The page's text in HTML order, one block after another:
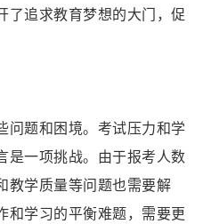
了追求教育梦想的大门，促
问题和困境。考试压力和学
是一项挑战。由于报考人数
教学质量等问题也需要解
和学习的平衡难题，需要更